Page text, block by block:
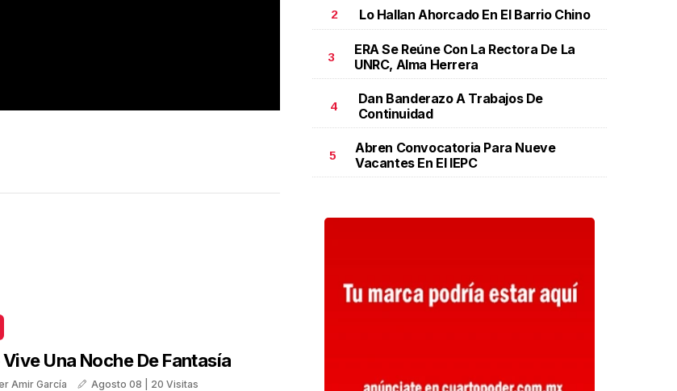
Una Noche De Fantasía
Amir García Agosto 08 | 20 Visitas
2 Lo Hallan Ahorcado En El Barrio Chino
3
ERA Se Reúne Con La Rectora De La
UNRC, Alma Herrera
4
Dan Banderazo A Trabajos De
Continuidad
5
Abren Convocatoria Para Nueve
Vacantes En El IEPC